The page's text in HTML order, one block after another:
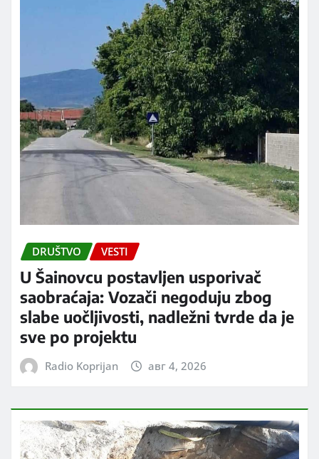
DRUŠTVO VESTI
U Šainovcu postavljen usporivač
saobraćaja: Vozači negoduju zbog
slabe uočljivosti, nadležni tvrde da je
sve po projektu
Radio Koprijan авг 4, 2026